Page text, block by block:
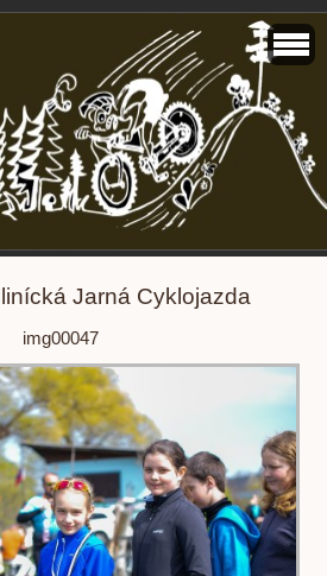
Jarná Cyklojazda
img00047